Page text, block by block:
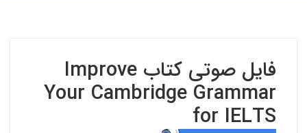
فایل صوتی کتاب Improve
Your Cambridge Grammar
for IELTS